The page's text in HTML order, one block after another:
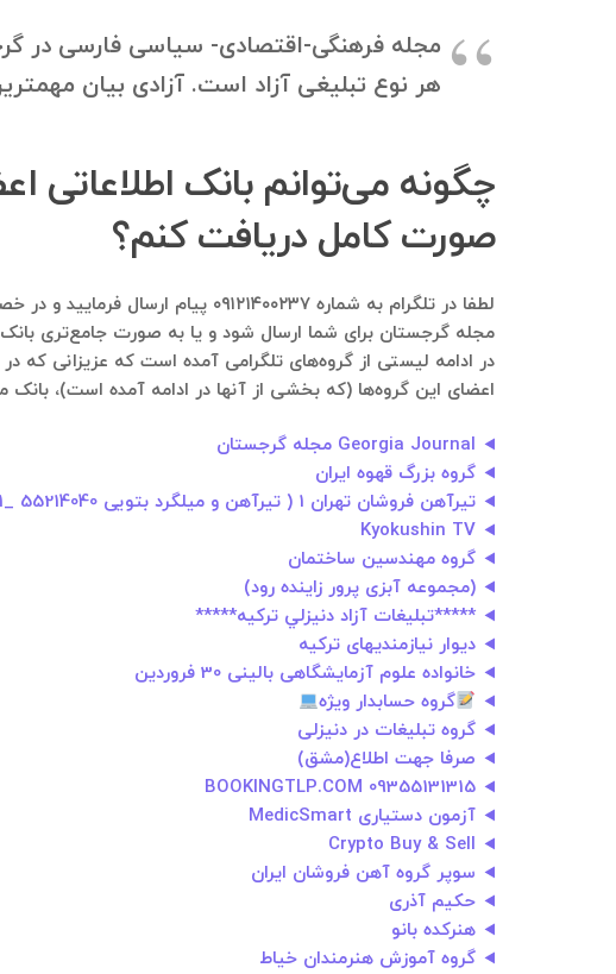
مجله فرهنگی-اقتصادی- سیاسی فارسی در
هر نوع تبلیغی آزاد است. آزادی بیان
صورت کامل دریافت کنم؟
مجله گرجستان برای شما ارسال شود و یا به صورت جامع‌تری بانک
اعضای این گروه‌ها (که بخشی از آنها در ادامه آمده است)، بانک
Georgia Journal مجله گرجستان
گروه بزرگ قهوه ایران
تیرآهن فروشان تهران 1 ( تیرآهن و میلگرد بتویی 55214040 _021 )
Kyokushin TV
گروه مهندسین ساختمان
(مجموعه آبزی پرور زاینده رود)
*****تبليغات آزاد دنيزلي تركيه*****
دیوار نیازمندیهای ترکیه
خانواده علوم آزمایشگاهی بالینی 30 فروردین
گروه حسابدار ویژه
گروه تبلیغات در دنیزلی
صرفا جهت اطلاع(مشق)
BOOKINGTLP.COM 09355131315
آزمون‌ دستیاری MedicSmart
Crypto Buy & Sell
سوپر گروه آهن فروشان ایران
حکیم آذری
هنرکده بانو
گروه آموزش هنرمندان خیاط